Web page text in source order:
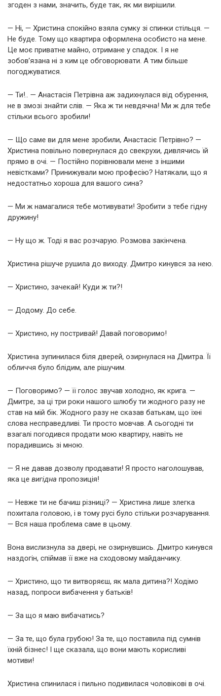
згоден з нами, значить, буде так, як ми вирішили.
— Ні, — Христина спокійно взяла сумку зі спинки стільця. —
Не буде. Тому що квартира оформлена особисто на мене.
Це моє приватне майно, отримане у спадок. І я не
зобов’язана ні з ким це обговорювати. А тим більше
погоджуватися.
— Ти!.. — Анастасія Петрівна аж задихнулася від обурення,
не в змозі знайти слів. — Яка ж ти невдячна! Ми ж для тебе
стільки всього зробили!
— Що саме ви для мене зробили, Анастасіє Петрівно? —
Христина повільно повернулася до свекрухи, дивлячись їй
прямо в очі. — Постійно порівнювали мене з іншими
невістками? Принижували мою професію? Натякали, що я
недостатньо хороша для вашого сина?
— Ми ж намагалися тебе мотивувати! Зробити з тебе гідну
дружину!
— Ну що ж. Тоді я вас розчарую. Розмова закінчена.
Христина рішуче рушила до виходу. Дмитро кинувся за нею.
— Христино, зачекай! Куди ж ти?!
— Додому. До себе.
— Христино, ну постривай! Давай поговоримо!
Христина зупинилася біля дверей, озирнулася на Дмитра. Її
обличчя було блідим, але рішучим.
— Поговоримо? — її голос звучав холодно, як крига. —
Дмитре, за ці три роки нашого шлюбу ти жодного разу не
став на мій бік. Жодного разу не сказав батькам, що їхні
слова несправедливі. Ти просто мовчав. А сьогодні ти
взагалі погодився продати мою квартиру, навіть не
порадившись зі мною.
— Я не давав дозволу продавати! Я просто наголошував,
яка це вигідна пропозиція!
— Невже ти не бачиш різниці? — Христина лише злегка
похитала головою, і в тому русі було стільки розчарування.
— Вся наша проблема саме в цьому.
Вона вислизнула за двері, не озирнувшись. Дмитро кинувся
наздогін, спіймав її вже на сходовому майданчику.
— Христино, що ти витворяєш, як мала дитина?! Ходімо
назад, попроси вибачення у батьків!
— За що я маю вибачатись?
— За те, що була грубою! За те, що поставила під сумнів
їхній бізнес! І ще сказала, що вони мають корисливі
мотиви!
Христина спинилася і пильно подивилася чоловікові в очі.